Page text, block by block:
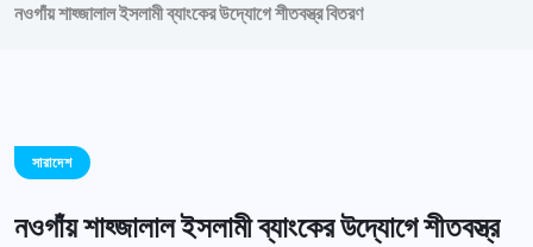
নওগাঁয় শাহ্জালাল ইসলামী ব্যাংকের উদ্যোগে শীতবস্ত্র বিতরণ
সারাদেশ
নওগাঁয় শাহ্জালাল ইসলামী ব্যাংকের উদ্যোগে শীতবস্ত্র